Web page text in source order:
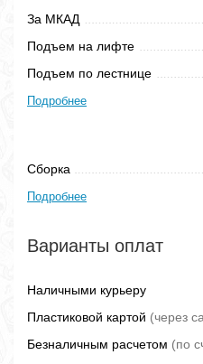
За МКАД
Подъем на лифте
Подъем по лестнице
Подробнее
Сборка
Подробнее
Варианты оплат
Наличными курьеру
Пластиковой картой (через
Безналичным расчетом (по